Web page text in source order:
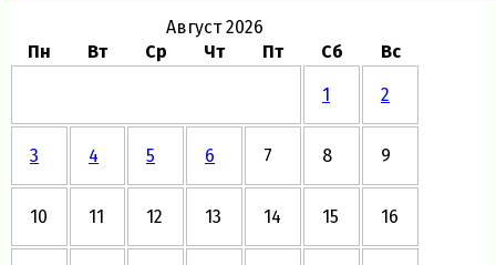
Август 2026
Пн
Вт Ср Чт Пт Сб Вс
1 2
3 4 5 6 7 8 9
10 11 12 13 14 15 16